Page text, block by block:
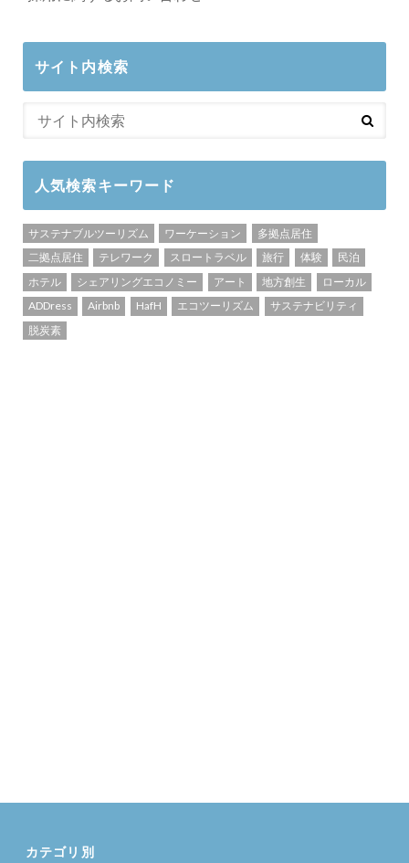
サイト内検索
人気検索キーワード
サステナブルツーリズム ワーケーション
多拠点居住
二拠点居住
テレワーク スロートラベル 旅行 体験
民泊
ホテル
シェアリングエコノミー アート 地方創生
ローカル
ADDress
Airbnb HafH エコツーリズム
サステナビリティ
脱炭素
カテゴリ別